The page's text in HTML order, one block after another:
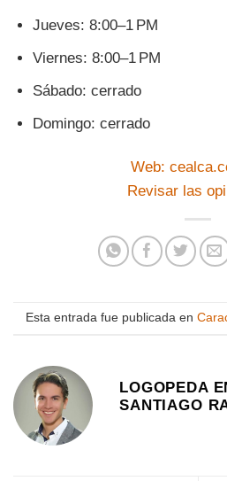
Jueves: 8:00–1 PM
Viernes: 8:00–1 PM
Sábado: cerrado
Domingo: cerrado
Web:
Revisar las
Esta entrada fue publicada en
LOGOPEDA
SANTIAGO